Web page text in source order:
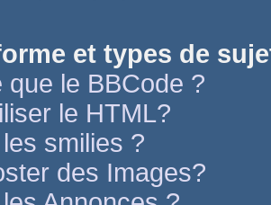
et types de
que le BBCode ?
le HTML?
smilies ?
des Images?